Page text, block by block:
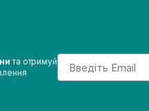
та отримуйEmail